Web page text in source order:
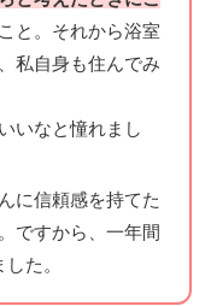
こと。それから浴室
私自身も住んでみ
いなと憧れまし
に信頼感を持てた
ですから、一年間
た。